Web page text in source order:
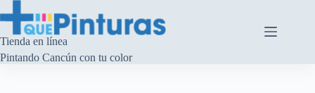
al
contenido
Tienda en línea
Pintando Cancún con tu color